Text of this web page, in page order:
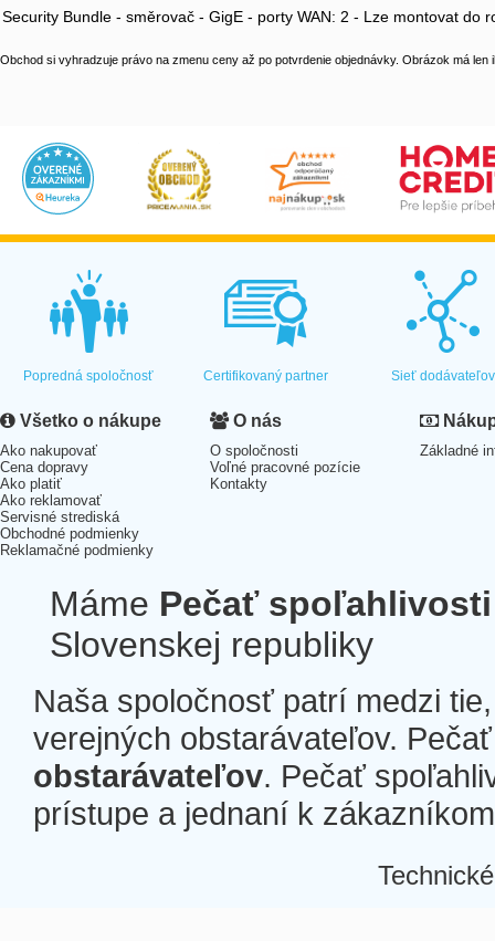
Security Bundle - směrovač - GigE - porty WAN: 2 - Lze montovat do
Obchod si vyhradzuje právo na zmenu ceny až po potvrdenie objednávky. Obrázok má len
Popredná spoločnosť Certifikovaný partner Sieť dodávateľov
Všetko o nákupe
Ako nakupovať
Cena dopravy
Ako platiť
Ako reklamovať
Servisné strediská
Obchodné podmienky
Reklamačné podmienky
O nás
O spoločnosti
Voľné pracovné pozície
Kontakty
Základné
Máme Pečať spoľahlivosti
Slovenskej republiky
Naša spoločnosť patrí medzi
verejných obstarávateľov.
obstarávateľov. Pečať
prístupe a jednaní k